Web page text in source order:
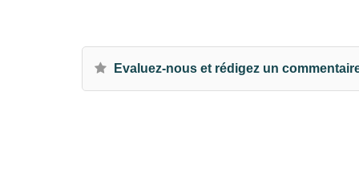
Evaluez-nous et rédigez un